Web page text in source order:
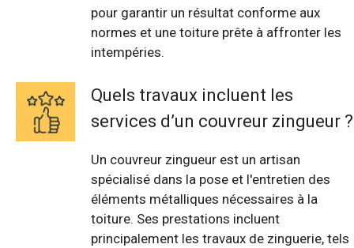
pour garantir un résultat conforme aux
normes et une toiture prête à affronter les
intempéries.
Quels travaux incluent les
services d’un couvreur zingueur ?
Un couvreur zingueur est un artisan
spécialisé dans la pose et l'entretien des
éléments métalliques nécessaires à la
toiture. Ses prestations incluent
principalement les travaux de zinguerie, tels